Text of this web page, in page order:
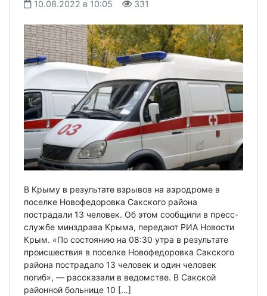
10.08.2022 в 10:05 331
В Крыму в результате взрывов на аэродроме в
поселке Новофедоровка Сакского района
пострадали 13 человек. Об этом сообщили в пресс-
службе минздрава Крыма, передают РИА Новости
Крым. «По состоянию на 08:30 утра в результате
происшествия в поселке Новофедоровка Сакского
района пострадало 13 человек и один человек
погиб», — рассказали в ведомстве. В Сакской
районной больнице 10 […]